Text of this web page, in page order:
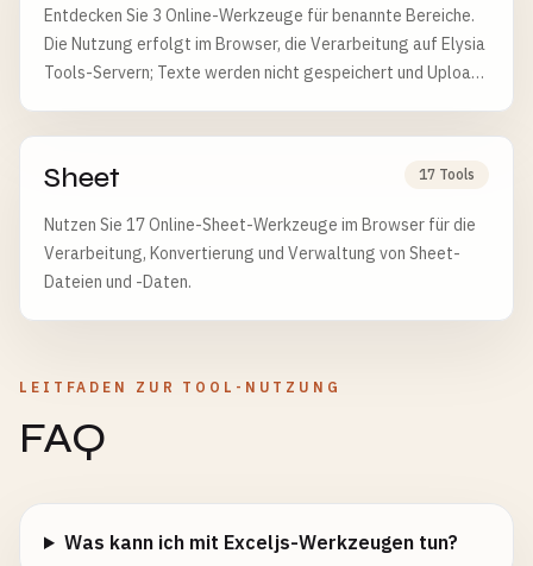
Entdecken Sie 3 Online-Werkzeuge für benannte Bereiche.
Die Nutzung erfolgt im Browser, die Verarbeitung auf Elysia
Tools-Servern; Texte werden nicht gespeichert und Uploads
Sheet 17 Tools
Nutzen Sie 17 Online-Sheet-Werkzeuge im Browser für die
Verarbeitung, Konvertierung und Verwaltung von Sheet-
Dateien und -Daten.
LEITFADEN ZUR TOOL-NUTZUNG
FAQ
Was kann ich mit Exceljs-Werkzeugen tun?